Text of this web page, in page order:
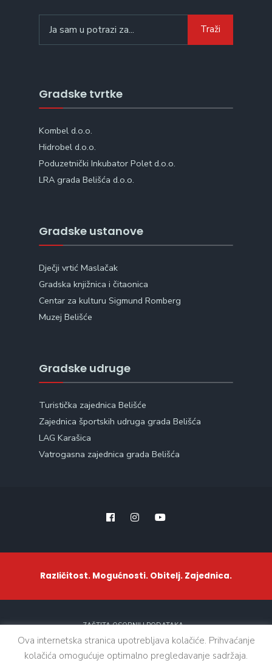
for:
Traži
Gradske tvrtke
Kombel d.o.o.
Hidrobel d.o.o.
Poduzetnički Inkubator Polet d.o.o.
LRA grada Belišća d.o.o.
Gradske ustanove
Dječji vrtić Maslačak
Gradska knjižnica i čitaonica
Centar za kulturu Sigmund Romberg
Muzej Belišće
Gradske udruge
Turistička zajednica Belišće
Zajednica športskih udruga grada Belišća
LAG Karašica
Vatrogasna zajednica grada Belišća
Različitost. Mogućnosti. Obitelj. Zajednica.
ZAŠTITA OSOBNIH PODATAKA
Ova internetska stranica upotrebljava kolačiće. Prihvaćanje
kolačića omogućuje optimalno pregledavanje sadržaja.